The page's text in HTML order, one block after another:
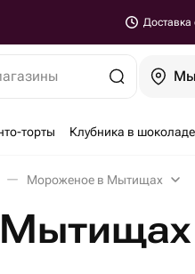
Доставка
торты Клубника в шоколаде
Мороженое в Мытищах